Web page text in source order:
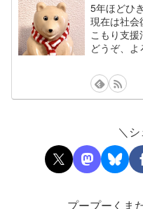
5年ほどひ
現在は社会
こもり支援
どうぞ、よ
＼
プープーくま